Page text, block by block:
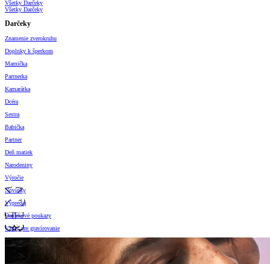
Všetky Darčeky
Všetky Darčeky
Darčeky
Znamenie zverokruhu
Doplnky k šperkom
Mamička
Partnerka
Kamarátka
Dcéra
Sestra
Babička
Partner
Deň matiek
Narodeniny
Výročie
Novinky
Výpredaj
Darčekové poukazy
Vzory pre gravírovanie